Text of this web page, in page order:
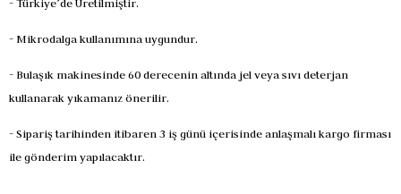
- Mikrodalga kullanımına uygundur.
- Bulaşık makinesinde 60 derecenin altında jel veya sıvı deterjan
kullanarak yıkamanız önerilir.
- Sipariş tarihinden itibaren 3 iş günü içerisinde anlaşmalı kargo firması
ile gönderim yapılacaktır.